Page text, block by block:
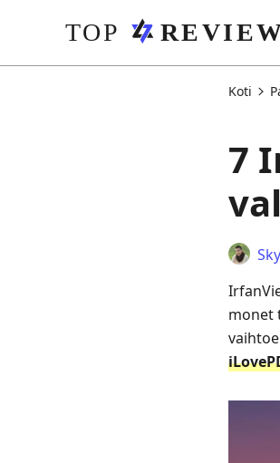
Koti
7
monet